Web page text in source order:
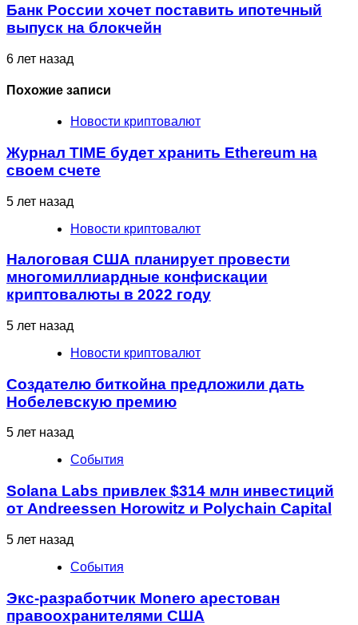
Банк России хочет поставить ипотечный
выпуск на блокчейн
6 лет назад
Похожие записи
Новости криптовалют
Журнал TIME будет хранить Ethereum на
своем счете
5 лет назад
Новости криптовалют
Налоговая США планирует провести
многомиллиардные конфискации
криптовалюты в 2022 году
5 лет назад
Новости криптовалют
Создателю биткойна предложили дать
Нобелевскую премию
5 лет назад
События
Solana Labs привлек $314 млн инвестиций
от Andreessen Horowitz и Polychain Capital
5 лет назад
События
Экс-разработчик Monero арестован
правоохранителями США